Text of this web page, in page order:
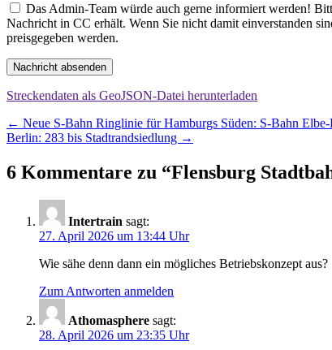
Das Admin-Team würde auch gerne informiert werden!
Nachricht in CC erhält. Wenn Sie nicht damit einverstanden
preisgegeben werden.
Nachricht absenden
Streckendaten als GeoJSON-Datei herunterladen
Beitragsnavigation
← Neue S-Bahn Ringlinie für Hamburgs Süden: S-Bahn Elbe-
Berlin: 283 bis Stadtrandsiedlung →
6 Kommentare zu “Flensburg
Intertrain sagt:
27. April 2026 um 13:44 Uhr
Wie sähe denn dann ein mögliches Betriebskonzept aus?
Zum Antworten anmelden
Athomasphere sagt:
28. April 2026 um 23:35 Uhr